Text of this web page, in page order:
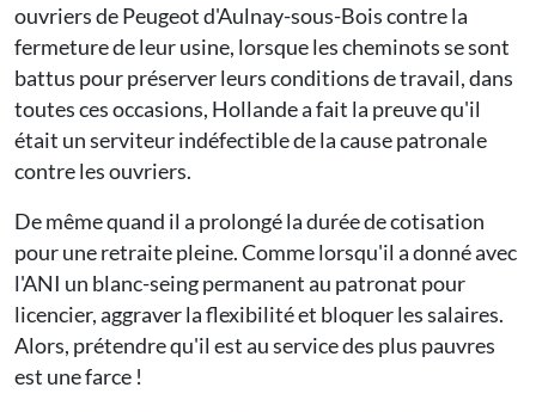
ouvriers de Peugeot d'Aulnay-sous-Bois contre la
fermeture de leur usine, lorsque les cheminots se sont
battus pour préserver leurs conditions de travail, dans
toutes ces occasions, Hollande a fait la preuve qu'il
était un serviteur indéfectible de la cause patronale
contre les ouvriers.
De même quand il a prolongé la durée de cotisation
pour une retraite pleine. Comme lorsqu'il a donné avec
l'ANI un blanc-seing permanent au patronat pour
licencier, aggraver la flexibilité et bloquer les salaires.
Alors, prétendre qu'il est au service des plus pauvres
est une farce !